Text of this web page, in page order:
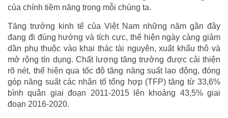
của chính tiềm năng trong mỗi chúng ta.
Tăng trưởng kinh tế của Việt Nam những năm gần đây
đang đi đúng hướng và tích cực, thể hiện ngày càng giảm
dần phụ thuộc vào khai thác tài nguyên, xuất khẩu thô và
mở rộng tín dụng. Chất lượng tăng trưởng được cải thiện
rõ nét, thể hiện qua tốc độ tăng năng suất lao động, đóng
góp năng suất các nhân tố tổng hợp (TFP) tăng từ 33,6%
bình quân giai đoạn 2011-2015 lên khoảng 43,5% giai
đoạn 2016-2020.